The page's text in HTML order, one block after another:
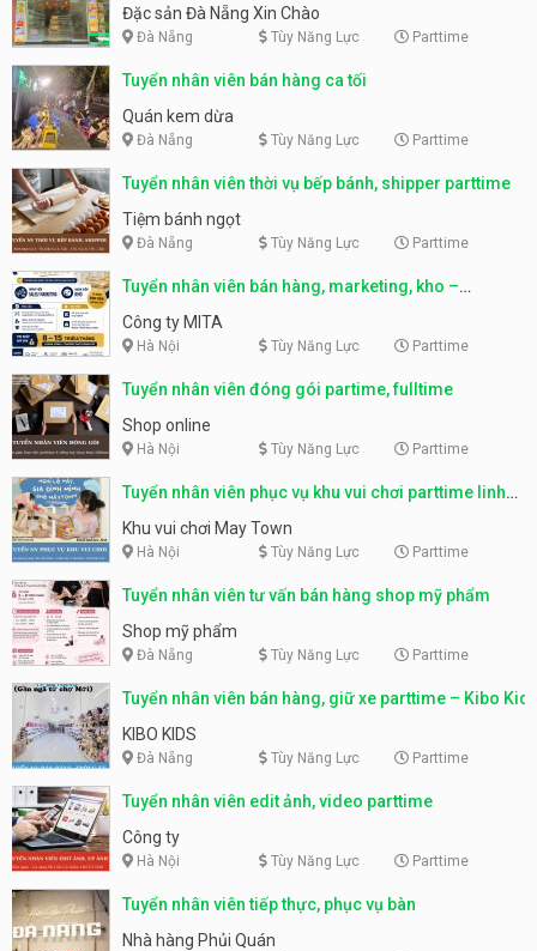
Nẵng
Đặc sản Đà Nẵng Xin Chào
Đà Nẵng Tùy Năng Lực Parttime
Tuyển nhân viên bán hàng ca tối
Quán kem dừa
Đà Nẵng Tùy Năng Lực Parttime
Tuyển nhân viên thời vụ bếp bánh, shipper parttime
Tiệm bánh ngọt
Đà Nẵng Tùy Năng Lực Parttime
Tuyển nhân viên bán hàng, marketing, kho –
parttime, fulltime
Công ty MITA
Hà Nội Tùy Năng Lực Parttime
Tuyển nhân viên đóng gói partime, fulltime
Shop online
Hà Nội Tùy Năng Lực Parttime
Tuyển nhân viên phục vụ khu vui chơi parttime linh
động
Khu vui chơi May Town
Hà Nội Tùy Năng Lực Parttime
Tuyển nhân viên tư vấn bán hàng shop mỹ phẩm
Shop mỹ phẩm
Đà Nẵng Tùy Năng Lực Parttime
Tuyển nhân viên bán hàng, giữ xe parttime – Kibo Kid
KIBO KIDS
Đà Nẵng Tùy Năng Lực Parttime
Tuyển nhân viên edit ảnh, video parttime
Công ty
Hà Nội Tùy Năng Lực Parttime
Tuyển nhân viên tiếp thực, phục vụ bàn
Nhà hàng Phủi Quán